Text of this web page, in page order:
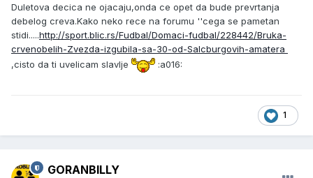
Duletova decica ne ojacaju,onda ce opet da bude prevrtanja
debelog creva.Kako neko rece na forumu ''cega se pametan
stidi.....http://sport.blic.rs/Fudbal/Domaci-fudbal/228442/Bruka-
crvenobelih-Zvezda-izgubila-sa-30-od-Salcburgovih-amatera
,cisto da ti uvelicam slavlje
:a016:
1
GORANBILLY